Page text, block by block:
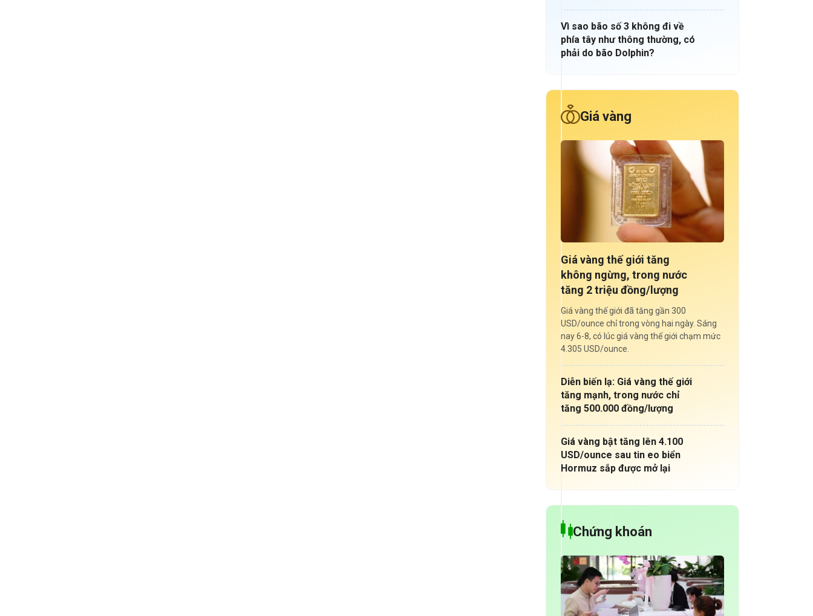
Vì sao bão số 3 không đi về
phía tây như thông thường, có
phải do bão Dolphin?
Giá vàng
Giá vàng thế giới tăng
không ngừng, trong nước
tăng 2 triệu đồng/lượng
Giá vàng thế giới đã tăng gần 300
USD/ounce chỉ trong vòng hai ngày. Sáng
nay 6-8, có lúc giá vàng thế giới chạm mức
4.305 USD/ounce.
Diễn biến lạ: Giá vàng thế giới
tăng mạnh, trong nước chỉ
tăng 500.000 đồng/lượng
Giá vàng bật tăng lên 4.100
USD/ounce sau tin eo biển
Hormuz sắp được mở lại
Chứng khoán